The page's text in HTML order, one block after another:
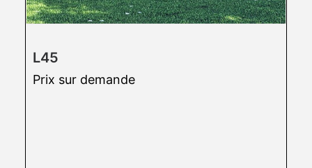
L45
Prix sur demande